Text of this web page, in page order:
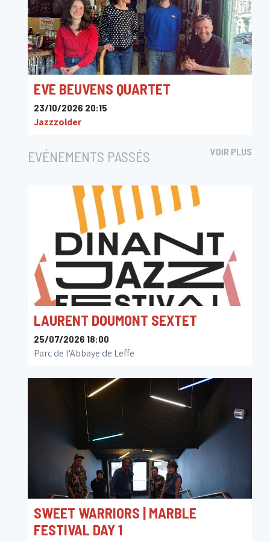
EVE BEUVENS QUARTET
23/10/2026 20:15
Jazzzolder
EVÉNEMENTS PASSÉS VOIR PLUS
LAURENT DOUMONT SEXTET
25/07/2026 18:00
Parc de l'Abbaye de Leffe
SWEET WARRIORS | MARBLE
FESTIVAL DAY 1